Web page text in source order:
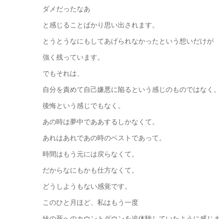
ダメだったなあ
と感じることばかり思い出されます。
とうとうなにもしてあげられなかったという想いだけが
強く残っています。
でもそれは、
自分を責めて自己嫌悪に陥るという感じのものではなく。
後悔という感じでもなく。
あの時は夢中でああするしかなくて。
あれはあれであの時のベストであって。
時間はもう元には戻らなくて。
だからなにもかも仕方なくて。
どうしようもない感覚です。
このひと月ほど、私はもう一度